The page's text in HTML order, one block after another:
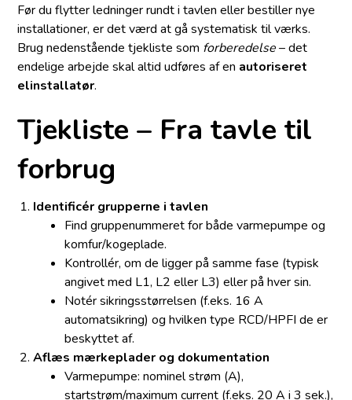
Før du flytter ledninger rundt i tavlen eller bestiller nye
installationer, er det værd at gå systematisk til værks.
Brug nedenstående tjekliste som forberedelse– det
endelige arbejde skal altid udføres af en autoriseret
elinstallatør.
Tjekliste – Fra tavle til
forbrug
Identificér grupperne i tavlen
Find gruppenummeret for både varmepumpe og
komfur/kogeplade.
Kontrollér, om de ligger på samme fase (typisk
angivet med L1, L2 eller L3) eller på hver sin.
Notér sikringsstørrelsen (f.eks. 16 A
automatsikring) og hvilken type RCD/HPFI de er
beskyttet af.
Aflæs mærkeplader og dokumentation
Varmepumpe: nominel strøm (A),
startstrøm/maximum current (f.eks. 20 A i 3 sek.),